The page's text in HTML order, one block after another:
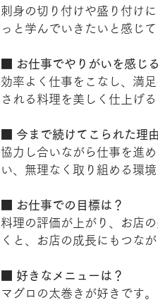
刺身の切り付けや盛り付け
っと学んでいきたいと感じ
■ お仕事でやりがいを感じ
効率よく仕事をこなし、満
される料理を美しく仕上げ
■ 今まで続けてこられた理
協力し合いながら仕事を進
い、無理なく取り組める環
■ お仕事での目標は？
料理の評価が上がり、お店
くと、お店の成長にもつな
■ 好きなメニューは？
マグロの太巻きが好きです